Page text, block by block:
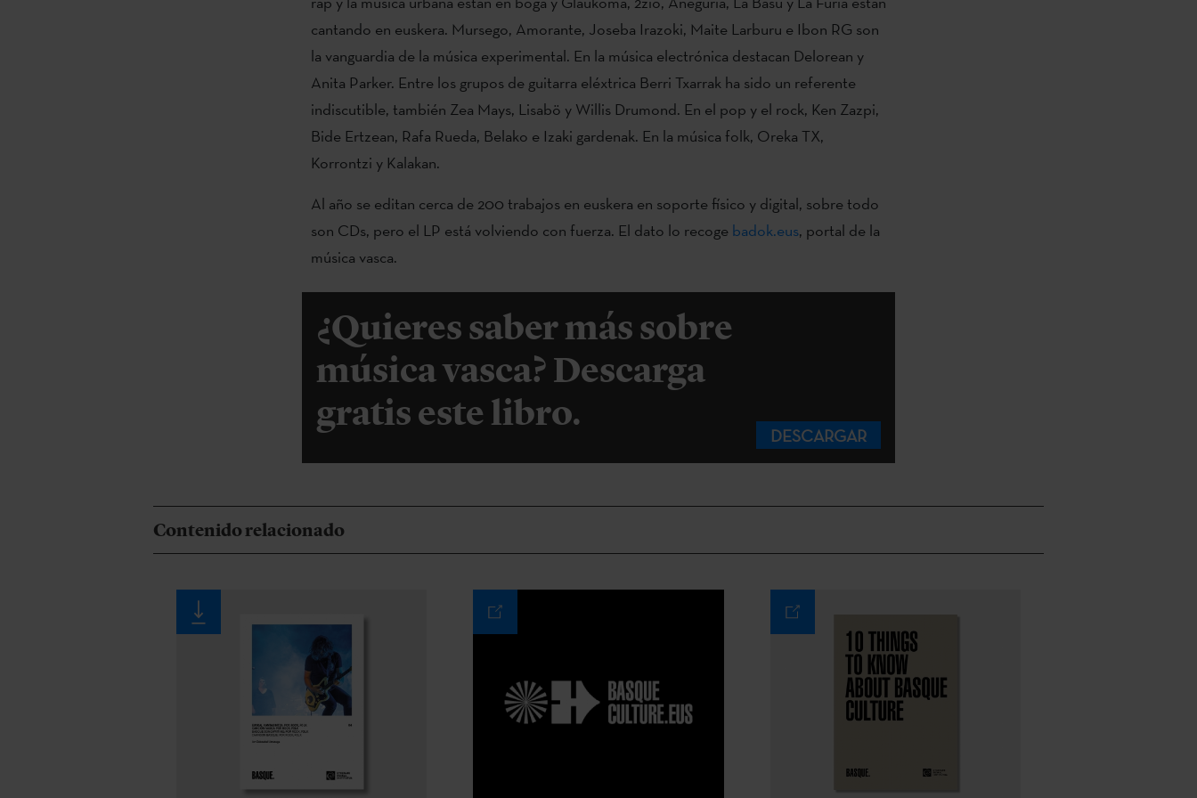
cantando en euskera. Mursego, Amorante, Joseba Irazoki, Maite Larburu e Ibon RG son
la vanguardia de la música experimental. En la música electrónica destacan Delorean y
Anita Parker. Entre los grupos de guitarra eléxtrica Berri Txarrak ha sido un referente
indiscutible, también Zea Mays, Lisabö y Willis Drumond. En el pop y el rock, Ken Zazpi,
Bide Ertzean, Rafa Rueda, Belako e Izaki gardenak. En la música folk, Oreka TX,
Korrontzi y Kalakan.
Al año se editan cerca de 200 trabajos en euskera en soporte físico y digital, sobre todo
son CDs, pero el LP está volviendo con fuerza. El dato lo recoge badok.eus, portal de la
música vasca.
¿Quieres saber más sobre
música vasca? Descarga
gratis este libro.
DESCARGAR
Contenido relacionado